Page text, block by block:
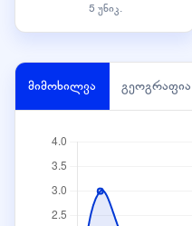
5 უნიკ.
მიმოხილვა გეოგრაფია